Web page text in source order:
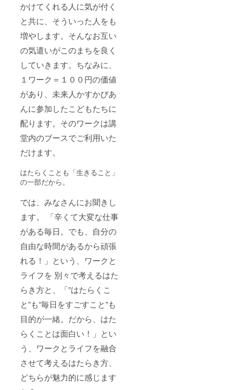
かけてくれる人に気が付く
と共に、そういった人をも
増やします。そんなお互い
の気遣いがこのまちを良く
していきます。ちなみに、
１ワーク＝１００円の価値
があり、未来人かすかびあ
んに参加したこどもたちに
配ります。そのワークは講
堂内のブースでご利用いた
だけます。
はたらくことも「生きること」
の一部だから。
では、みなさんにお聞きし
ます。 「辛くて大変な仕事
がある毎日。でも、自分の
自由な時間があるから頑張
れる！」という、ワークと
ライフを 別々で考えるはた
らき方と、「”はたらくこ
と”も”毎日をすごすこと”も
目的が一緒。だから、はた
らくことは面白い！」とい
う、ワークとライフを融合
させて考えるはたらき方、
どちらが魅力的に感じます